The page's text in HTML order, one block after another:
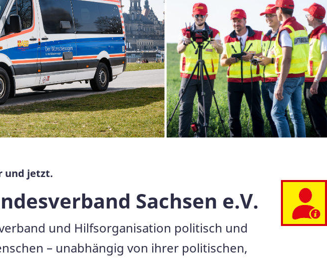
und jetzt.
Sachsen e.V.
und Hilfsorganisation politisch und
– unabhängig von ihrer politischen,